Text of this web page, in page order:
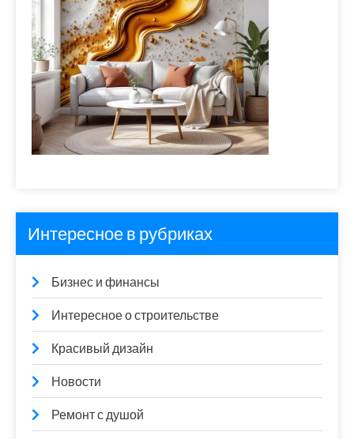
Интересное в рубриках
Бизнес и финансы
Интересное о строительстве
Красивый дизайн
Новости
Ремонт с душой